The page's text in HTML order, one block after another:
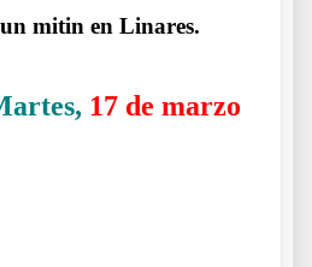
mitin en Linares.
17 de marzo